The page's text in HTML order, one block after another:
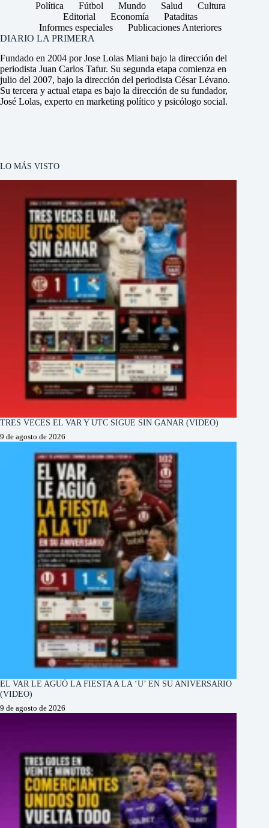
Política Fútbol Mundo Salud
Cultura
Editorial
Economía
Pataditas
Informes especiales
Publicaciones Anteriores
DIARIO LA PRIMERA
Fundado en 2004 por Jose Lolas Miani bajo la dirección del
periodista Juan Carlos Tafur. Su segunda etapa comienza en
julio del 2007, bajo la dirección del periodista César Lévano.
Su tercera y actual etapa es bajo la dirección de su fundador,
José Lolas, experto en marketing político y psicólogo social.
LO MÁS VISTO
TRES VECES EL VAR Y UTC SIGUE SIN GANAR (VIDEO)
9 de agosto de 2026
EL VAR LE AGUÓ LA FIESTA A LA ‘U’ EN SU ANIVERSARIO
(VIDEO)
9 de agosto de 2026